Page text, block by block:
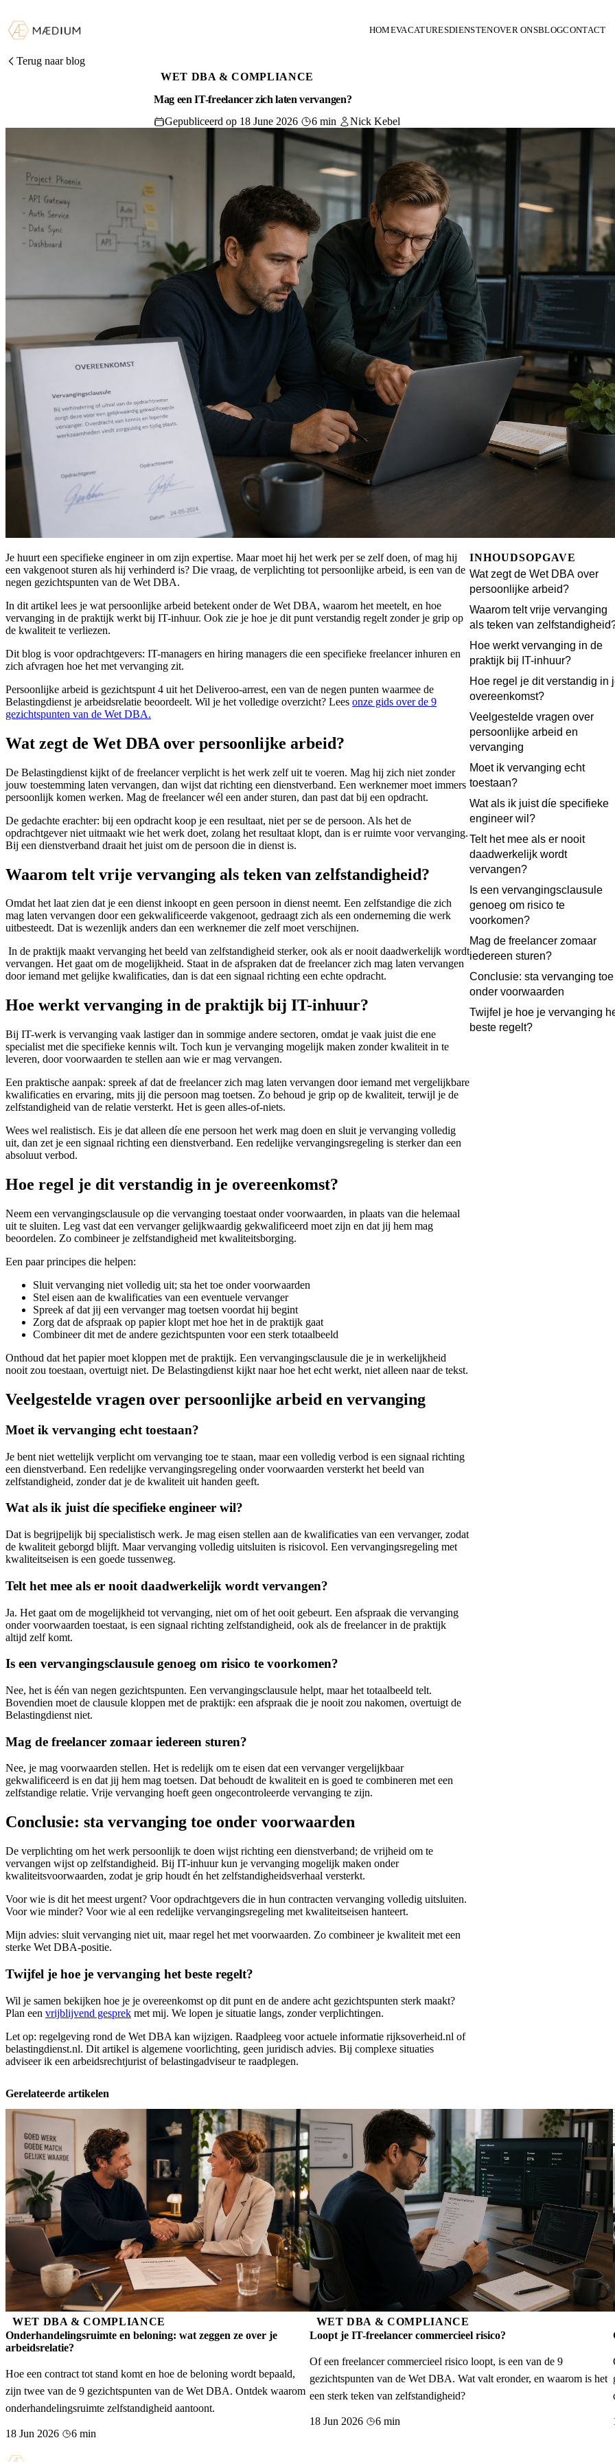
HOMEVACATURESDIENSTENOVER ONSBLOGCONTACT
Terug naar blog
WET DBA & COMPLIANCE
Mag een IT-freelancer zich laten vervangen?
Gepubliceerd op 18 June 2026
6 min Nick Kebel
Je huurt een specifieke engineer in om zijn expertise. Maar moet hij het werk per se zelf doen, of mag hij
een vakgenoot sturen als hij verhinderd is? Die vraag, de verplichting tot persoonlijke arbeid, is een van de
negen gezichtspunten van de Wet DBA.
In dit artikel lees je wat persoonlijke arbeid betekent onder de Wet DBA, waarom het meetelt, en hoe
vervanging in de praktijk werkt bij IT-inhuur. Ook zie je hoe je dit punt verstandig regelt zonder je grip op
de kwaliteit te verliezen.
Dit blog is voor opdrachtgevers: IT-managers en hiring managers die een specifieke freelancer inhuren en
zich afvragen hoe het met vervanging zit.
Persoonlijke arbeid is gezichtspunt 4 uit het Deliveroo-arrest, een van de negen punten waarmee de
Belastingdienst je arbeidsrelatie beoordeelt. Wil je het volledige overzicht? Lees onze gids over de 9
gezichtspunten van de Wet DBA.
Wat zegt de Wet DBA over persoonlijke arbeid?
De Belastingdienst kijkt of de freelancer verplicht is het werk zelf uit te voeren. Mag hij zich niet zonder
jouw toestemming laten vervangen, dan wijst dat richting een dienstverband. Een werknemer moet immers
persoonlijk komen werken. Mag de freelancer wél een ander sturen, dan past dat bij een opdracht.
De gedachte erachter: bij een opdracht koop je een resultaat, niet per se de persoon. Als het de
opdrachtgever niet uitmaakt wie het werk doet, zolang het resultaat klopt, dan is er ruimte voor vervanging.
Bij een dienstverband draait het juist om de persoon die in dienst is.
Waarom telt vrije vervanging als teken van zelfstandigheid?
Omdat het laat zien dat je een dienst inkoopt en geen persoon in dienst neemt. Een zelfstandige die zich
mag laten vervangen door een gekwalificeerde vakgenoot, gedraagt zich als een onderneming die werk
uitbesteedt. Dat is wezenlijk anders dan een werknemer die zelf moet verschijnen.
In de praktijk maakt vervanging het beeld van zelfstandigheid sterker, ook als er nooit daadwerkelijk wordt
vervangen. Het gaat om de mogelijkheid. Staat in de afspraken dat de freelancer zich mag laten vervangen
door iemand met gelijke kwalificaties, dan is dat een signaal richting een echte opdracht.
Hoe werkt vervanging in de praktijk bij IT-inhuur?
Bij IT-werk is vervanging vaak lastiger dan in sommige andere sectoren, omdat je vaak juist die ene
specialist met die specifieke kennis wilt. Toch kun je vervanging mogelijk maken zonder kwaliteit in te
leveren, door voorwaarden te stellen aan wie er mag vervangen.
Een praktische aanpak: spreek af dat de freelancer zich mag laten vervangen door iemand met vergelijkbare
kwalificaties en ervaring, mits jij die persoon mag toetsen. Zo behoud je grip op de kwaliteit, terwijl je de
zelfstandigheid van de relatie versterkt. Het is geen alles-of-niets.
Wees wel realistisch. Eis je dat alleen díe ene persoon het werk mag doen en sluit je vervanging volledig
uit, dan zet je een signaal richting een dienstverband. Een redelijke vervangingsregeling is sterker dan een
absoluut verbod.
Hoe regel je dit verstandig in je overeenkomst?
Neem een vervangingsclausule op die vervanging toestaat onder voorwaarden, in plaats van die helemaal
uit te sluiten. Leg vast dat een vervanger gelijkwaardig gekwalificeerd moet zijn en dat jij hem mag
beoordelen. Zo combineer je zelfstandigheid met kwaliteitsborging.
Een paar principes die helpen:
Sluit vervanging niet volledig uit; sta het toe onder voorwaarden
Stel eisen aan de kwalificaties van een eventuele vervanger
Spreek af dat jij een vervanger mag toetsen voordat hij begint
Zorg dat de afspraak op papier klopt met hoe het in de praktijk gaat
Combineer dit met de andere gezichtspunten voor een sterk totaalbeeld
Onthoud dat het papier moet kloppen met de praktijk. Een vervangingsclausule die je in werkelijkheid
nooit zou toestaan, overtuigt niet. De Belastingdienst kijkt naar hoe het echt werkt, niet alleen naar de tekst.
Veelgestelde vragen over persoonlijke arbeid en vervanging
Moet ik vervanging echt toestaan?
Je bent niet wettelijk verplicht om vervanging toe te staan, maar een volledig verbod is een signaal richting
een dienstverband. Een redelijke vervangingsregeling onder voorwaarden versterkt het beeld van
zelfstandigheid, zonder dat je de kwaliteit uit handen geeft.
Wat als ik juist díe specifieke engineer wil?
Dat is begrijpelijk bij specialistisch werk. Je mag eisen stellen aan de kwalificaties van een vervanger, zodat
de kwaliteit geborgd blijft. Maar vervanging volledig uitsluiten is risicovol. Een vervangingsregeling met
kwaliteitseisen is een goede tussenweg.
Telt het mee als er nooit daadwerkelijk wordt vervangen?
Ja. Het gaat om de mogelijkheid tot vervanging, niet om of het ooit gebeurt. Een afspraak die vervanging
onder voorwaarden toestaat, is een signaal richting zelfstandigheid, ook als de freelancer in de praktijk
altijd zelf komt.
Is een vervangingsclausule genoeg om risico te voorkomen?
Nee, het is één van negen gezichtspunten. Een vervangingsclausule helpt, maar het totaalbeeld telt.
Bovendien moet de clausule kloppen met de praktijk: een afspraak die je nooit zou nakomen, overtuigt de
Belastingdienst niet.
Mag de freelancer zomaar iedereen sturen?
Nee, je mag voorwaarden stellen. Het is redelijk om te eisen dat een vervanger vergelijkbaar
gekwalificeerd is en dat jij hem mag toetsen. Dat behoudt de kwaliteit en is goed te combineren met een
zelfstandige relatie. Vrije vervanging hoeft geen ongecontroleerde vervanging te zijn.
Conclusie: sta vervanging toe onder voorwaarden
De verplichting om het werk persoonlijk te doen wijst richting een dienstverband; de vrijheid om te
vervangen wijst op zelfstandigheid. Bij IT-inhuur kun je vervanging mogelijk maken onder
kwaliteitsvoorwaarden, zodat je grip houdt én het zelfstandigheidsverhaal versterkt.
Voor wie is dit het meest urgent? Voor opdrachtgevers die in hun contracten vervanging volledig uitsluiten.
Voor wie minder? Voor wie al een redelijke vervangingsregeling met kwaliteitseisen hanteert.
Mijn advies: sluit vervanging niet uit, maar regel het met voorwaarden. Zo combineer je kwaliteit met een
sterke Wet DBA-positie.
Twijfel je hoe je vervanging het beste regelt?
Wil je samen bekijken hoe je je overeenkomst op dit punt en de andere acht gezichtspunten sterk maakt?
Plan een vrijblijvend gesprek met mij. We lopen je situatie langs, zonder verplichtingen.
Let op: regelgeving rond de Wet DBA kan wijzigen. Raadpleeg voor actuele informatie rijksoverheid.nl of
belastingdienst.nl. Dit artikel is algemene voorlichting, geen juridisch advies. Bij complexe situaties
adviseer ik een arbeidsrechtjurist of belastingadviseur te raadplegen.
INHOUDSOPGAVE
Wat zegt de Wet DBA over
persoonlijke arbeid?
Waarom telt vrije vervanging
als teken van
Hoe werkt vervanging in de
praktijk bij IT-inhuur?
Hoe regel je dit verstandig in
overeenkomst?
Veelgestelde vragen over
persoonlijke arbeid en
vervanging
Moet ik vervanging echt
toestaan?
Wat als ik juist díe specifieke
engineer wil?
Telt het mee als er nooit
daadwerkelijk wordt
vervangen?
Is een vervangingsclausule
genoeg om risico te
voorkomen?
Mag de freelancer zomaar
iedereen sturen?
Conclusie: sta vervanging toe
onder voorwaarden
Twijfel je hoe je vervanging
beste regelt?
Gerelateerde artikelen
WET DBA & COMPLIANCE
Onderhandelingsruimte en beloning: wat zeggen ze over je
arbeidsrelatie?
Hoe een contract tot stand komt en hoe de beloning wordt bepaald,
zijn twee van de 9 gezichtspunten van de Wet DBA. Ontdek waarom
onderhandelingsruimte zelfstandigheid aantoont.
18 Jun 2026 6 min
WET DBA & COMPLIANCE
Loopt je IT-freelancer commercieel risico?
Of een freelancer commercieel risico loopt, is een van de 9
gezichtspunten van de Wet DBA. Wat valt eronder, en waarom is het
een sterk teken van zelfstandigheid?
18 Jun 2026 6 min